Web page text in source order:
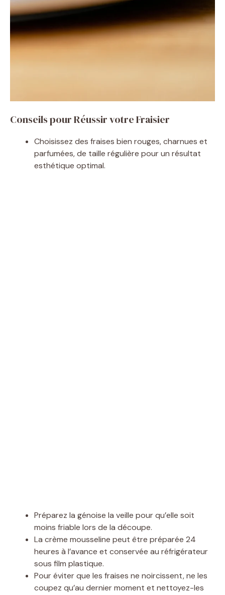
Conseils pour Réussir votre Fraisier
Choisissez des fraises bien rouges, charnues et
parfumées, de taille régulière pour un résultat
esthétique optimal.
Préparez la génoise la veille pour qu’elle soit
moins friable lors de la découpe.
La crème mousseline peut être préparée 24
heures à l’avance et conservée au réfrigérateur
sous film plastique.
Pour éviter que les fraises ne noircissent, ne les
coupez qu’au dernier moment et nettoyez-les